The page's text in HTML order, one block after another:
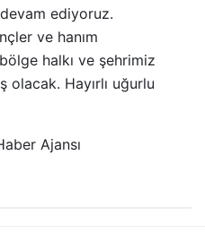
ediyoruz.
ve hanım
halkı ve şehrimiz
olacak. Hayırlı uğurlu
Ajansı